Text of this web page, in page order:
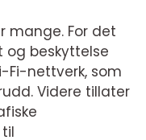
mange. For det
og beskyttelse
Fi-nettverk, som
Videre tillater